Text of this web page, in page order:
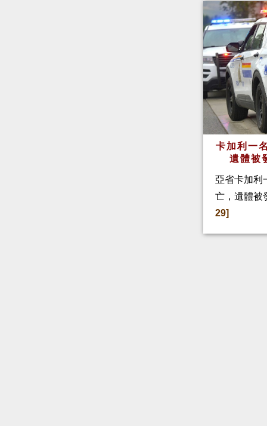
卡加利一
遺體被
亞省卡加利
亡，遺體被
29]